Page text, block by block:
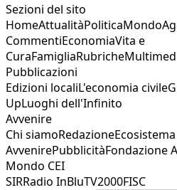
Sezioni del sito
HomeAttualitàPoliticaMondo
CommentiEconomiaVita e
CuraFamigliaRubriche
Pubblicazioni
Edizioni localiL'economia civile
UpLuoghi dell'Infinito
Avvenire
Chi siamoRedazioneEcosistema
AvvenirePubblicitàFondazione
Mondo CEI
SIRRadio InBluTV2000FISC